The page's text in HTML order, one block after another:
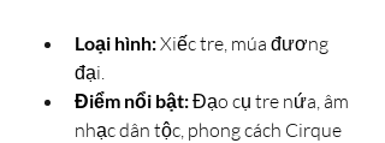
Loại hình: Xiếc tre, múa đương
đại.
Điểm nổi bật: Đạo cụ tre nứa, âm
nhạc dân tộc, phong cách Cirque